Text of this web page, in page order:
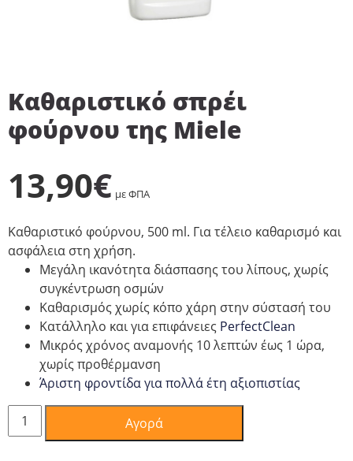
Καθαριστικό σπρέι
φούρνου της Miele
13,90€ με ΦΠΑ
Καθαριστικό φούρνου, 500 ml. Για τέλειο καθαρισμό και
ασφάλεια στη χρήση.
Μεγάλη ικανότητα διάσπασης του λίπους, χωρίς
συγκέντρωση οσμών
Καθαρισμός χωρίς κόπο χάρη στην σύστασή του
Κατάλληλο και για επιφάνειες PerfectClean
Μικρός χρόνος αναμονής 10 λεπτών έως 1 ώρα,
χωρίς προθέρμανση
Άριστη φροντίδα για πολλά έτη αξιοπιστίας
Καθαριστικό
σπρέι
Αγορά